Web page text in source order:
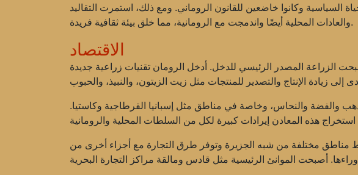
السياسية وكانوا خاضعين للقانون الروماني. ومع ذلك، استمرت التقاليد
والعادات المحلية أيضًا واندمجت مع الرومانية، مما خلق بيئة ثقافية فريدة.
الاقتصاد
الزراعة المصدر الرئيسي للدخل. أدخل الرومان تقنيات زراعية جديدة
والفضة والنحاس، وخاصة في مناطق مثل إسبانيا القرطاجية وكاستيا.
مناطق مختلفة من شبه الجزيرة وتوفر طرق التجارة مع أجزاء أخرى من